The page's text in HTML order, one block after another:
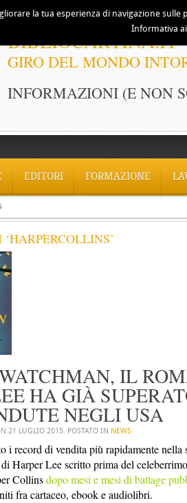
BIBLIOCARTINA.IT
GIRO DEL MONDO
INFORMAZIONI (E NON
EDITORI FORMAZIONE
IL
HA GIÀ
NEGLI USA
21 LUGLIO 2015. POSTATO IN NEWS
i record di vendita più rapidamente
Harper Lee scritto prima del
Collinsdopo mesi e mesi di battage
fra cartaceo, ebook e audiolibri.
la tua esperienza di navigazione
Informativa ai